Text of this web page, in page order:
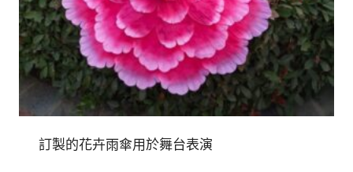
訂製的花卉雨傘用於舞台表演